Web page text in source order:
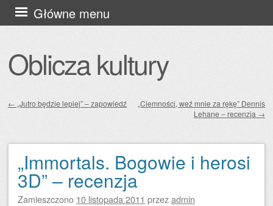
Oblicza kultury
Główne menu
Przejdź
do
← „Jutro będzie lepiej” – zapowiedź
„Ciemności, weź mnie za rękę” Dennis
Lehane – recenzja →
„Immortals. Bogowie i herosi
3D” – recenzja
Zamieszczono 10 listopada 2011 przezadmin